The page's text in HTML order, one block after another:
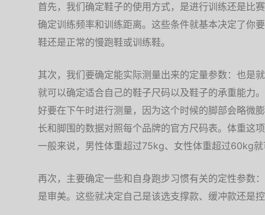
首先，我们确定鞋子的使用方式，是进行训练还是比
确定训练频率和训练距离。这些条件就基本决定了你
鞋还是正常的慢跑鞋或训练鞋。
其次，我们要确定能实际测量出来的定量参数：也是
就可以确定适合自己的鞋子尺码以及鞋子的承重能力
好要在下午时进行测量，因为这个时候的脚部会略微
长和脚围的数据对照每个品牌的官方尺码表。体重这
一般来说，男性体重超过75kg、女性体重超过60kg
再次，主要确定一些和自身跑步习惯有关的定性参数
是审美。这些就决定自己是该选支撑款、缓冲款还是